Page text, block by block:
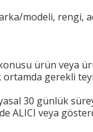
modeli, rengi,
ürün veya
gerekli
30 günlük
ALICI veya